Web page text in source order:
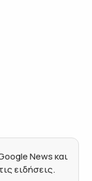
News και
ειδήσεις.